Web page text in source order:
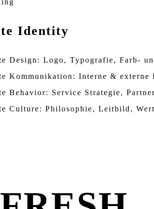
Identity
Design: Logo, Typografie, Farb-
Kommunikation: Interne &
Behavior: Service Strategie,
Culture: Philosophie, Leitbild,